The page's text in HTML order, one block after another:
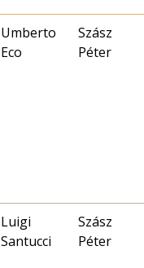
Umberto
Eco
Szász
Péter
Luigi
Santucci
Szász
Péter